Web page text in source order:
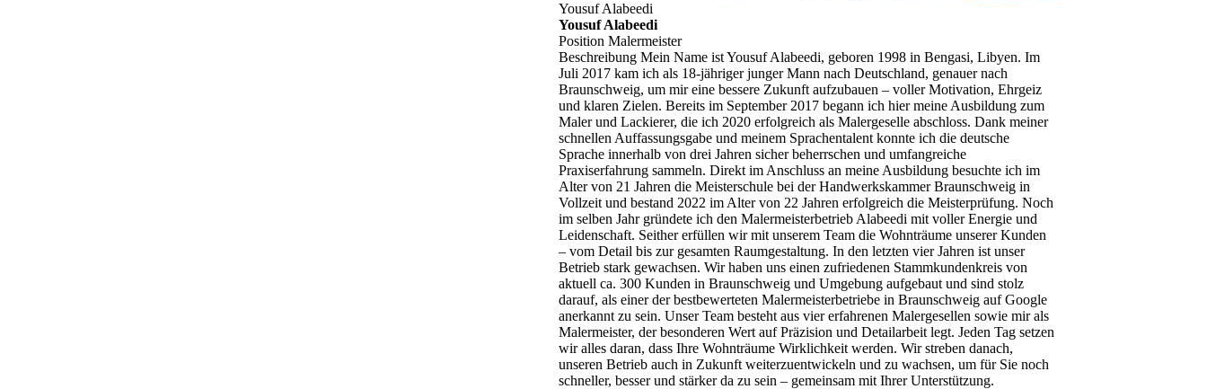
Yousuf Alabeedi
Yousuf Alabeedi
Position Malermeister
Beschreibung Mein Name ist Yousuf Alabeedi, geboren 1998 in Bengasi, Libyen. Im
Juli 2017 kam ich als 18-jähriger junger Mann nach Deutschland, genauer nach
Braunschweig, um mir eine bessere Zukunft aufzubauen – voller Motivation, Ehrgeiz
und klaren Zielen. Bereits im September 2017 begann ich hier meine Ausbildung zum
Maler und Lackierer, die ich 2020 erfolgreich als Malergeselle abschloss. Dank meiner
schnellen Auffassungsgabe und meinem Sprachentalent konnte ich die deutsche
Sprache innerhalb von drei Jahren sicher beherrschen und umfangreiche
Praxiserfahrung sammeln. Direkt im Anschluss an meine Ausbildung besuchte ich im
Alter von 21 Jahren die Meisterschule bei der Handwerkskammer Braunschweig in
Vollzeit und bestand 2022 im Alter von 22 Jahren erfolgreich die Meisterprüfung. Noch
im selben Jahr gründete ich den Malermeisterbetrieb Alabeedi mit voller Energie und
Leidenschaft. Seither erfüllen wir mit unserem Team die Wohnträume unserer Kunden
– vom Detail bis zur gesamten Raumgestaltung. In den letzten vier Jahren ist unser
Betrieb stark gewachsen. Wir haben uns einen zufriedenen Stammkundenkreis von
aktuell ca. 300 Kunden in Braunschweig und Umgebung aufgebaut und sind stolz
darauf, als einer der bestbewerteten Malermeisterbetriebe in Braunschweig auf Google
anerkannt zu sein. Unser Team besteht aus vier erfahrenen Malergesellen sowie mir als
Malermeister, der besonderen Wert auf Präzision und Detailarbeit legt. Jeden Tag setzen
wir alles daran, dass Ihre Wohnträume Wirklichkeit werden. Wir streben danach,
unseren Betrieb auch in Zukunft weiterzuentwickeln und zu wachsen, um für Sie noch
schneller, besser und stärker da zu sein – gemeinsam mit Ihrer Unterstützung.